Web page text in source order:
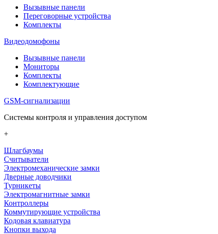
Вызывные панели
Переговорные устройства
Комплекты
Видеодомофоны
Вызывные панели
Мониторы
Комплекты
Комплектующие
GSM-сигнализации
Системы контроля и управления доступом
+
Шлагбаумы
Считыватели
Электромеханические замки
Дверные доводчики
Турникеты
Электромагнитные замки
Контроллеры
Коммутирующие устройства
Кодовая клавиатура
Кнопки выхода